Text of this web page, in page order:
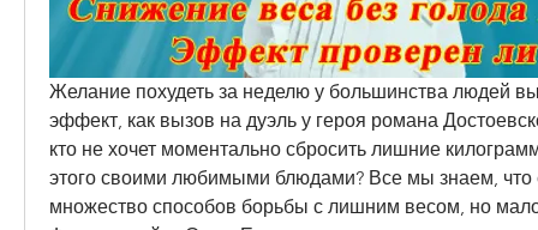
Желание похудеть за неделю у большинства людей
эффект, как вызов на дуэль у героя романа
кто не хочет моментально сбросить лишние
этого своими любимыми блюдами? Все мы знаем, что
множество способов борьбы с лишним весом, но мало